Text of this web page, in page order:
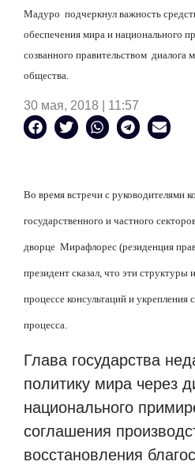
Мадуро подчеркнул важность
обеспечения мира и национального
созванного правительством диалога
общества.
30 мая, 2018 | 11:57
Во время встречи с руководителями
государственного и частного
дворце Мирафлорес (резиденция
президент сказал, что эти
процессе консультаций и укрепления
процесса.
Глава государства
политику мира через
национального
соглашения
восстановления